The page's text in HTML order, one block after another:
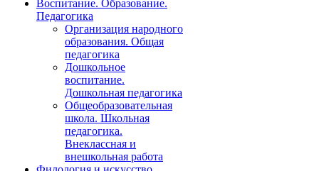
Воспитание. Образование.
Педагогика
Организация народного
образования. Общая
педагогика
Дошкольное
воспитание.
Дошкольная педагогика
Общеобразовательная
школа. Школьная
педагогика.
Внеклассная и
внешкольная работа